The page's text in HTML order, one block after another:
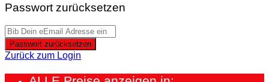
Passwort zurücksetzen
Passwort zurücksetzen
Zurück zum Login